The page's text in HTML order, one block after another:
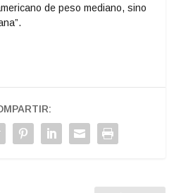
de peso mediano, sino